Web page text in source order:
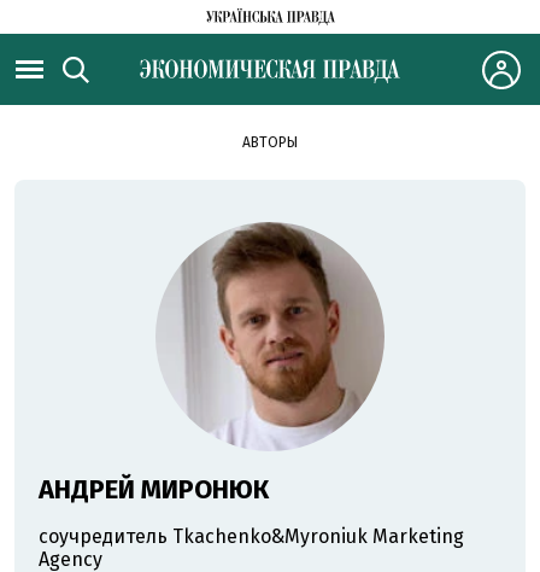
АВТОРЫ
АНДРЕЙ МИРОНЮК
соучредитель Tkachenko&Myroniuk Marketing
Agency